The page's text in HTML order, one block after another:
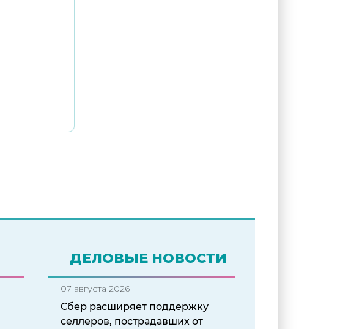
ДЕЛОВЫЕ НОВОСТИ
07 августа 2026
Сбер расширяет поддержку
селлеров, пострадавших от